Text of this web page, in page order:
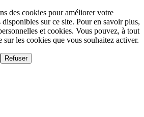
des cookies pour améliorer votre
disponibles sur ce site. Pour en savoir plus,
et cookies. Vous pouvez, à tout
les cookies que vous souhaitez activer.
Refuser